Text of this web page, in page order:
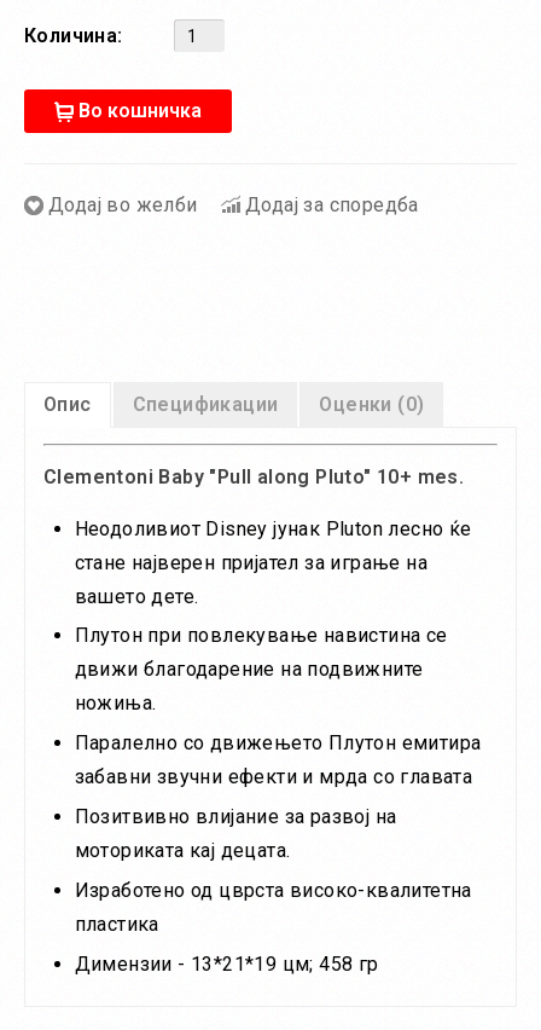
Количина:
Во кошничка
Додај во желби Додај за споредба
Опис Спецификации Оценки (0)
Clementoni Baby "Pull along Pluto" 10+ mes.
Неодоливиот Disney јунак Pluton лесно ќе
стане најверен пријател за играње на
вашето дете.
Плутон при повлекување навистина се
движи благодарение на подвижните
ножиња.
Паралелно со движењето Плутон емитира
забавни звучни ефекти и мрда со главата
Позитвивно влијание за развој на
моториката кај децата.
Изработено од цврста високо-квалитетна
пластика
Димензии - 13*21*19 цм; 458 гр